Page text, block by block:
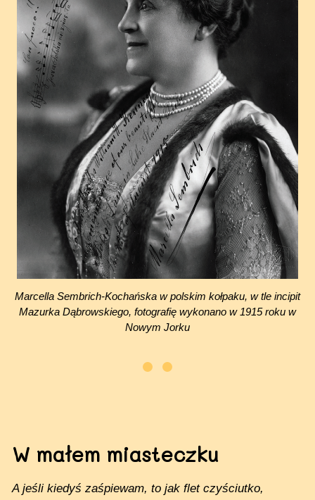
Marcella Sembrich-Kochańska w polskim kołpaku, w tle incipit
Mazurka Dąbrowskiego, fotografię wykonano w 1915 roku w
Nowym Jorku
W małem miasteczku
A jeśli kiedyś zaśpiewam, to jak flet czyściutko,